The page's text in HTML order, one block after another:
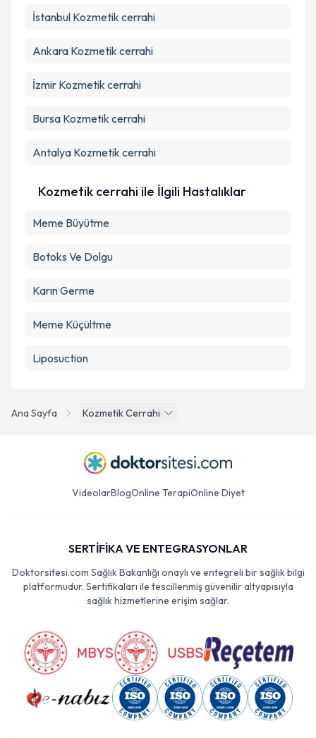
Ana Sayfa Kozmetik Cerrahi
İstanbul Kozmetik cerrahi
Ankara Kozmetik cerrahi
İzmir Kozmetik cerrahi
Bursa Kozmetik cerrahi
Antalya Kozmetik cerrahi
Kozmetik cerrahi ile İlgili Hastalıklar
Meme Büyütme
Botoks Ve Dolgu
Karın Germe
Meme Küçültme
Liposuction
VideolarBlogOnline TerapiOnline Diyet
SERTİFİKA VE ENTEGRASYONLAR
Doktorsitesi.com Sağlık Bakanlığı onaylı ve entegreli bir sağlık bilgi
platformudur. Sertifikaları ile tescillenmiş güvenilir altyapısıyla
sağlık hizmetlerine erişim sağlar.